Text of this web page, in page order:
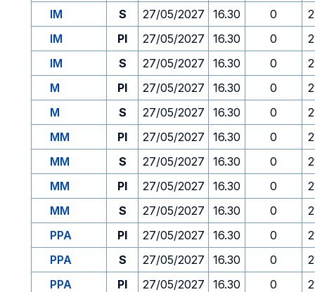
IM S 27/05/2027 16.30 0
IM
PI 27/05/2027 16.30 0
IM
S 27/05/2027 16.30 0
M
PI 27/05/2027 16.30 0
M
S 27/05/2027 16.30 0
MM
PI 27/05/2027 16.30 0
MM
S 27/05/2027 16.30 0
MM
PI 27/05/2027 16.30 0
MM
S 27/05/2027 16.30 0
PPA
PI 27/05/2027 16.30 0
PPA
S 27/05/2027 16.30 0
PPA
PI 27/05/2027 16.30 0